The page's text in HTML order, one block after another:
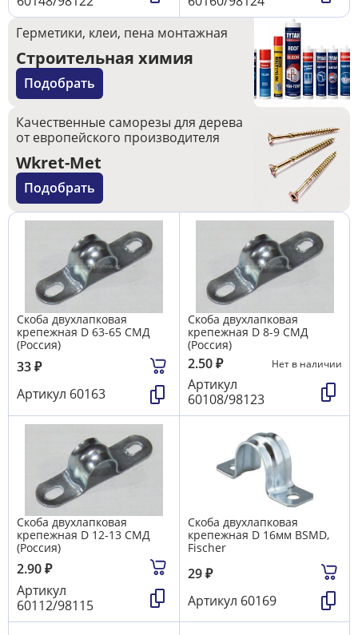
Герметики, клеи, пена монтажная
Строительная химия
Подобрать
Качественные саморезы для дерева
от европейского производителя
Wkret-Met
Подобрать
Скоба двухлапковая
крепежная D 63-65 СМД
(Россия)
33₽
Артикул 60163
Скоба двухлапковая
крепежная D 8-9 СМД
(Россия)
2.50₽ Нет в наличии
Артикул
60108/98123
Скоба двухлапковая
крепежная D 12-13 СМД
(Россия)
2.90₽
Артикул
60112/98115
Скоба двухлапковая
крепежная D 16мм BSMD,
Fischer
29₽
Артикул 60169